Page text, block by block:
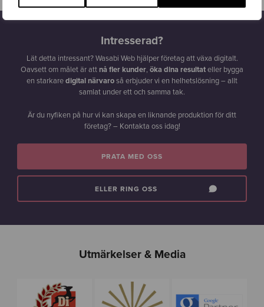
Intresserad?
Lät detta intressant? Wasabi Web hjälper företag att växa digitalt.
Oavsett om målet är attnå fler kunder, öka dina resultateller bygga
en starkaredigital närvaroså erbjuder vi en helhetslösning – allt
samlat under ett och samma tak.
Är du nyfiken på hur vi kan skapa en liknande produktion för ditt
företag? – Kontakta oss idag!
PRATA MED OSS
ELLER RING OSS
Utmärkelser & Media